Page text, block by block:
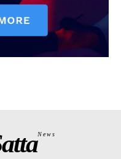
News